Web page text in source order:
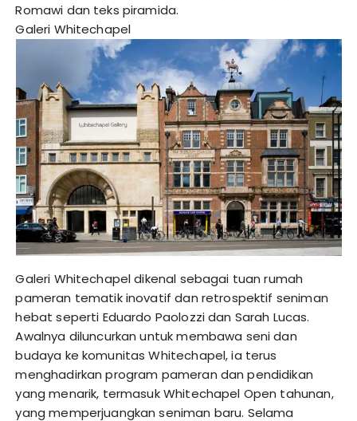
Romawi dan teks piramida.
Galeri Whitechapel
Galeri Whitechapel dikenal sebagai tuan rumah
pameran tematik inovatif dan retrospektif seniman
hebat seperti Eduardo Paolozzi dan Sarah Lucas.
Awalnya diluncurkan untuk membawa seni dan
budaya ke komunitas Whitechapel, ia terus
menghadirkan program pameran dan pendidikan
yang menarik, termasuk Whitechapel Open tahunan,
yang memperjuangkan seniman baru. Selama